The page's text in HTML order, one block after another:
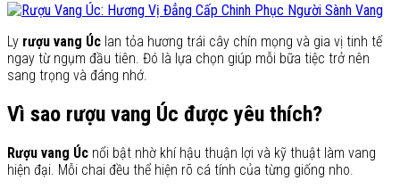
Ly rượu vang Úc lan tỏa hương trái cây chín mọng và gia vị tinh tế
ngay từ ngụm đầu tiên. Đó là lựa chọn giúp mỗi bữa tiệc trở nên
sang trọng và đáng nhớ.
Vì sao rượu vang Úc được yêu thích?
Rượu vang Úc nổi bật nhờ khí hậu thuận lợi và kỹ thuật làm vang
hiện đại. Mỗi chai đều thể hiện rõ cá tính của từng giống nho.